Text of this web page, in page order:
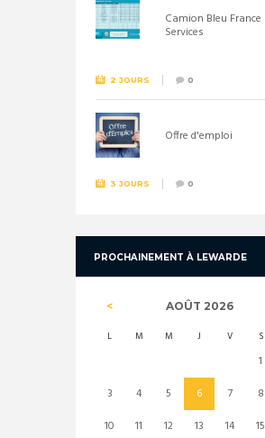
Camion Bleu France
Services
2 JOURS 0
Offre d'emploi
3 JOURS 0
PROCHAINEMENT À LEWARDE
AOÛT 2026
L M M J V S
1
3
4 5 6 7 8
10
11 12 13 14 15